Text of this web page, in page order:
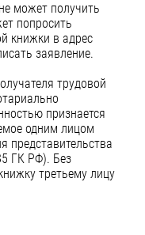
может получить
попросить
книжки в адрес
заявление.
трудовой
признается
одним лицом
представительства
ГК РФ). Без
третьему лицу